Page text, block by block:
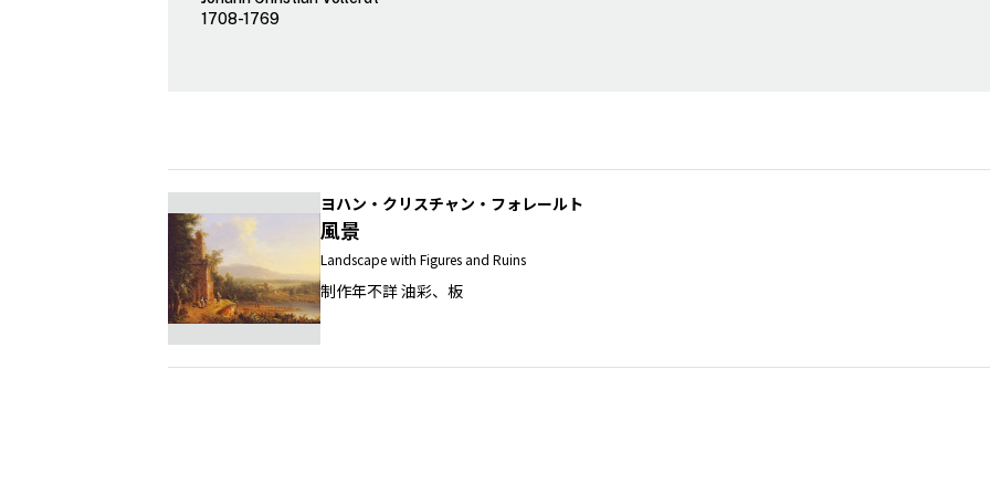
1708-1769
ヨハン・クリスチャン・フォレールト
風景
Landscape with Figures and Ruins
制作年不詳 油彩、板